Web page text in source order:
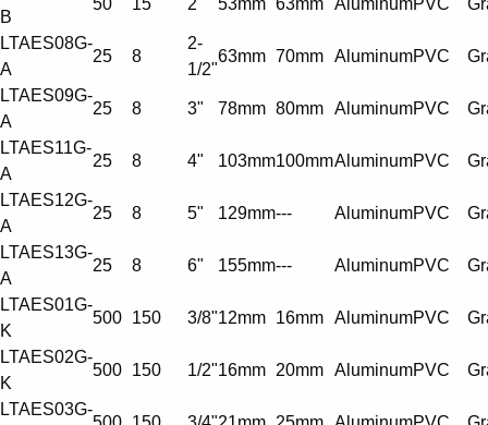
B
50 15 2" 53mm 63mm AluminumPVC
LTAES08G-
A
25 8
2-
1/2"
63mm 70mm AluminumPVC
LTAES09G-
A
25 8 3" 78mm 80mm AluminumPVC
LTAES11G-
A
25 8 4" 103mm100mmAluminumPVC
LTAES12G-
A
25 8 5" 129mm--- AluminumPVC
LTAES13G-
A
25 8 6" 155mm--- AluminumPVC
LTAES01G-
K
500 150 3/8"12mm 16mm AluminumPVC
LTAES02G-
K
500 150 1/2"16mm 20mm AluminumPVC
LTAES03G-